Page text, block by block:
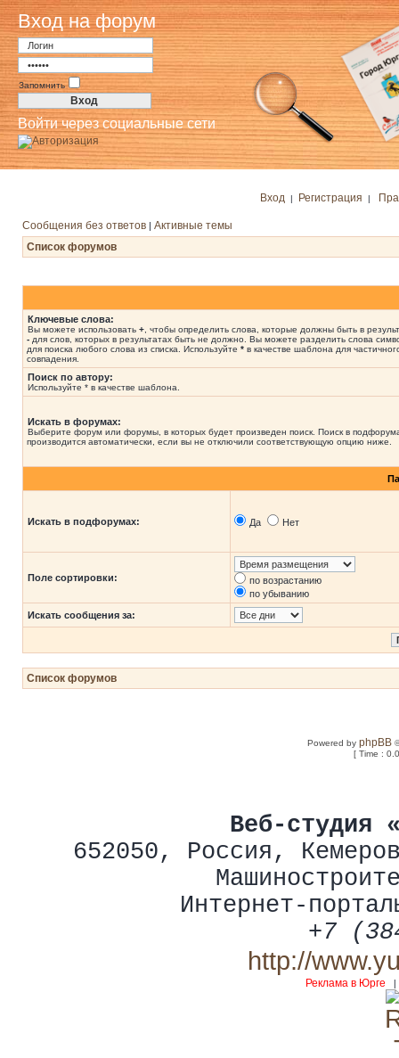
Вход на форум
Запомнить
Войти через социальные сети
Вход | Регистрация |
Сообщения без ответов | Активные темы
Список форумов
Ключевые слова:
Вы можете использовать + , чтобы определить слова, которые должны быть в
- для слов, которых в результатах быть не должно. Вы можете разделить слова
для поиска любого слова из списка. Используйте * в качестве шаблона для
совпадения.
Поиск по автору:
Используйте * в качестве шаблона.
Искать в форумах:
Выберите форум или форумы, в которых будет произведен поиск. Поиск в
производится автоматически, если вы не отключили соответствующую опцию ниже.
Искать в подфорумах: Да Нет
Поле сортировки:
по возрастанию
по убыванию
Искать сообщения за:
Список форумов
Powered byphpBB
[ Time :
Веб-студия
652050, Россия ,
Интернет-
+7
http://
Реклама в Юрге